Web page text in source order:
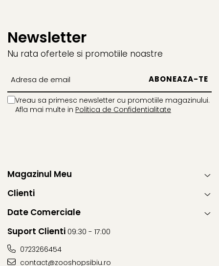
Newsletter
Nu rata ofertele si promotiile noastre
Vreau sa primesc newsletter cu promotiile magazinului.
Afla mai multe in Politica de Confidentialitate
Magazinul Meu
Clienti
Date Comerciale
Suport Clienti09:30 - 17:00
0723266454
contact@zooshopsibiu.ro